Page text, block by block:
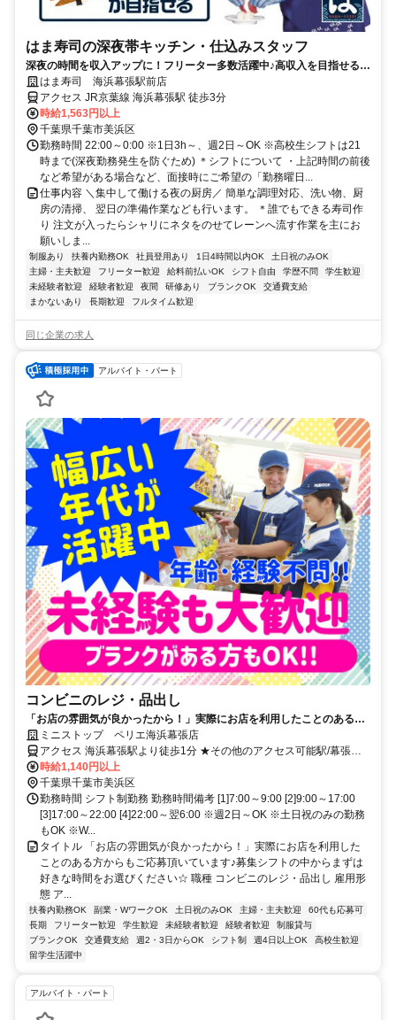
はま寿司の深夜帯キッチン・仕込みスタッフ
深夜の時間を収入アップに！フリーター多数活躍中♪高収入を目指せる環
境です！
はま寿司 海浜幕張駅前店
アクセス JR京葉線 海浜幕張駅 徒歩3分
時給1,563円以上
千葉県千葉市美浜区
勤務時間 22:00～0:00 ※1日3h～、週2日～OK ※高校生シフトは21
時まで(深夜勤務発生を防ぐため) ＊シフトについて ・上記時間の前後
など希望がある場合など、面接時にご希望の「勤務曜日...
仕事内容 ＼集中して働ける夜の厨房／ 簡単な調理対応、洗い物、厨
房の清掃、 翌日の準備作業なども行います。 ＊誰でもできる寿司作
り 注文が入ったらシャリにネタをのせてレーンへ流す作業を主にお
願いしま...
制服あり 扶養内勤務OK 社員登用あり 1日4時間以内OK
土日祝のみOK
主婦・主夫歓迎
フリーター歓迎 給料前払いOK シフト自由 学歴不問
学生歓迎
未経験者歓迎
経験者歓迎 夜間 研修あり ブランクOK
交通費支給
まかないあり
長期歓迎 フルタイム歓迎
同じ企業の求人
アルバイト・パート
コンビニのレジ・品出し
「お店の雰囲気が良かったから！」実際にお店を利用したことのある方
からもご応募頂いています♪募集シフトの中からまずは好きな時間をお選
びください☆
ミニストップ ペリエ海浜幕張店
アクセス 海浜幕張駅より徒歩1分 ★その他のアクセス可能駅/幕張豊
砂駅、京成幕張駅、幕張駅、検見川浜駅 ★ペリエ海浜幕張内
時給1,140円以上
千葉県千葉市美浜区
勤務時間 シフト制勤務 勤務時間備考 [1]7:00～9:00 [2]9:00～17:00
[3]17:00～22:00 [4]22:00～翌6:00 ※週2日～OK ※土日祝のみの勤務
もOK ※W...
タイトル 「お店の雰囲気が良かったから！」実際にお店を利用した
ことのある方からもご応募頂いています♪募集シフトの中からまずは
好きな時間をお選びください☆ 職種 コンビニのレジ・品出し 雇用形
態 ア...
扶養内勤務OK 副業・WワークOK 土日祝のみOK 主婦・主夫歓迎
60代も応募可
長期
フリーター歓迎 学生歓迎 未経験者歓迎 経験者歓迎
制服貸与
ブランクOK
交通費支給 週2・3日からOK シフト制 週4日以上OK
高校生歓迎
留学生活躍中
アルバイト・パート